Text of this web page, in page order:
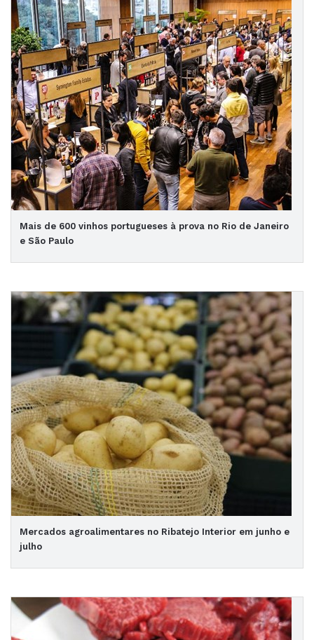
Mais de 600 vinhos portugueses à prova no Rio de Janeiro
e São Paulo
Mercados agroalimentares no Ribatejo Interior em junho e
julho